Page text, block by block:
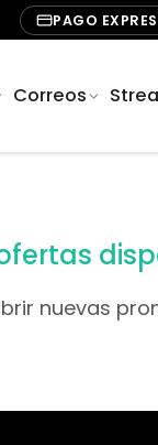
PAGO
Correos
nuevas